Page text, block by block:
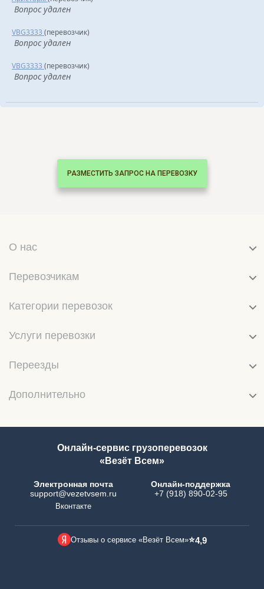
Вопрос удален
VBG3333 (перевозчик)
Вопрос удален
VBG3333 (перевозчик)
Вопрос удален
РАЗМЕСТИТЬ ЗАПРОС НА ПЕРЕВОЗКУ
О нас
Перевозчикам
Категории перевозок
Услуги перевозки
Переезды
Дополнительно
Онлайн-сервис грузоперевозок
«Везёт Всем»
Электронная почта
support@vezetvsem.ru
Вконтакте
Онлайн-поддержка
+7 (918) 890-02-95
Отзывы о сервисе «Везёт Всем»⭐4,9